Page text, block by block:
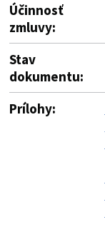
Účinnosť
zmluvy:
Stav
dokumentu:
Prílohy: